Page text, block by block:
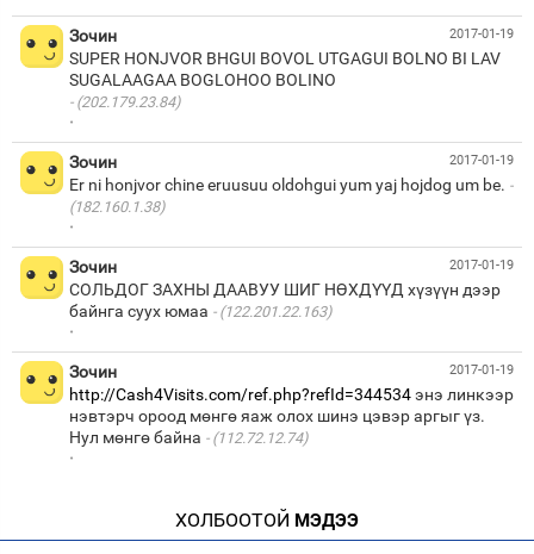
2017-01-19
Зочин
SUPER HONJVOR BHGUI BOVOL UTGAGUI BOLNO BI LAV
(202.179.23.84)
·
2017-01-19
Зочин
Er ni honjvor chine eruusuu oldohgui yum yaj hojdog um be.
(182.160.1.38)
·
2017-01-19
Зочин
СОЛЬДОГ ЗАХНЫ ДААВУУ ШИГ НӨХДҮҮД хүзүүн дээр
байнга суух юмаа
(122.201.22.163)
·
2017-01-19
Зочин
http://Cash4Visits.com/ref.php?refId=344534энэ линкээр
нэвтэрч ороод мөнгө яаж олох шинэ цэвэр аргыг үз.
Нул мөнгө байна
(112.72.12.74)
·
ХОЛБООТОЙ МЭДЭЭ